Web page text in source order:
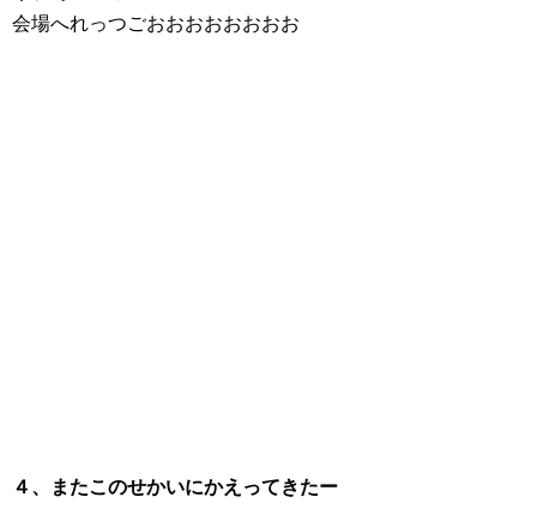
会場へれっつごおおおおおおおお
４、またこのせかいにかえってきたー